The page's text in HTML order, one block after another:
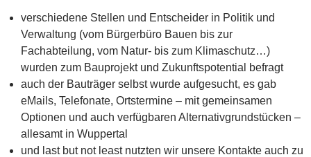
verschiedene Stellen und Entscheider in Politik und
Verwaltung (vom Bürgerbüro Bauen bis zur
Fachabteilung, vom Natur- bis zum Klimaschutz…)
wurden zum Bauprojekt und Zukunftspotential befragt
auch der Bauträger selbst wurde aufgesucht, es gab
eMails, Telefonate, Ortstermine – mit gemeinsamen
Optionen und auch verfügbaren Alternativgrundstücken –
allesamt in Wuppertal
und last but not least nutzten wir unsere Kontakte auch zu